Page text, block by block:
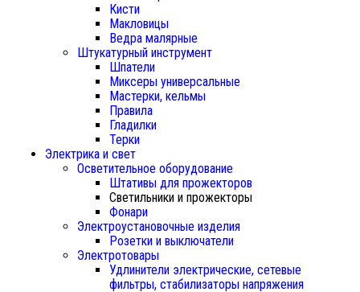
Кисти
Макловицы
Ведра малярные
Штукатурный инструмент
Шпатели
Миксеры универсальные
Мастерки, кельмы
Правила
Гладилки
Терки
Электрика и свет
Осветительное оборудование
Штативы для прожекторов
Светильники и прожекторы
Фонари
Электроустановочные изделия
Розетки и выключатели
Электротовары
Удлинители электрические, сетевые
фильтры, стабилизаторы напряжения